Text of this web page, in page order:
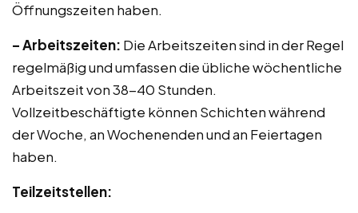
Öffnungszeiten haben.
– Arbeitszeiten: Die Arbeitszeiten sind in der Regel
regelmäßig und umfassen die übliche wöchentliche
Arbeitszeit von 38-40 Stunden.
Vollzeitbeschäftigte können Schichten während
der Woche, an Wochenenden und an Feiertagen
haben.
Teilzeitstellen: